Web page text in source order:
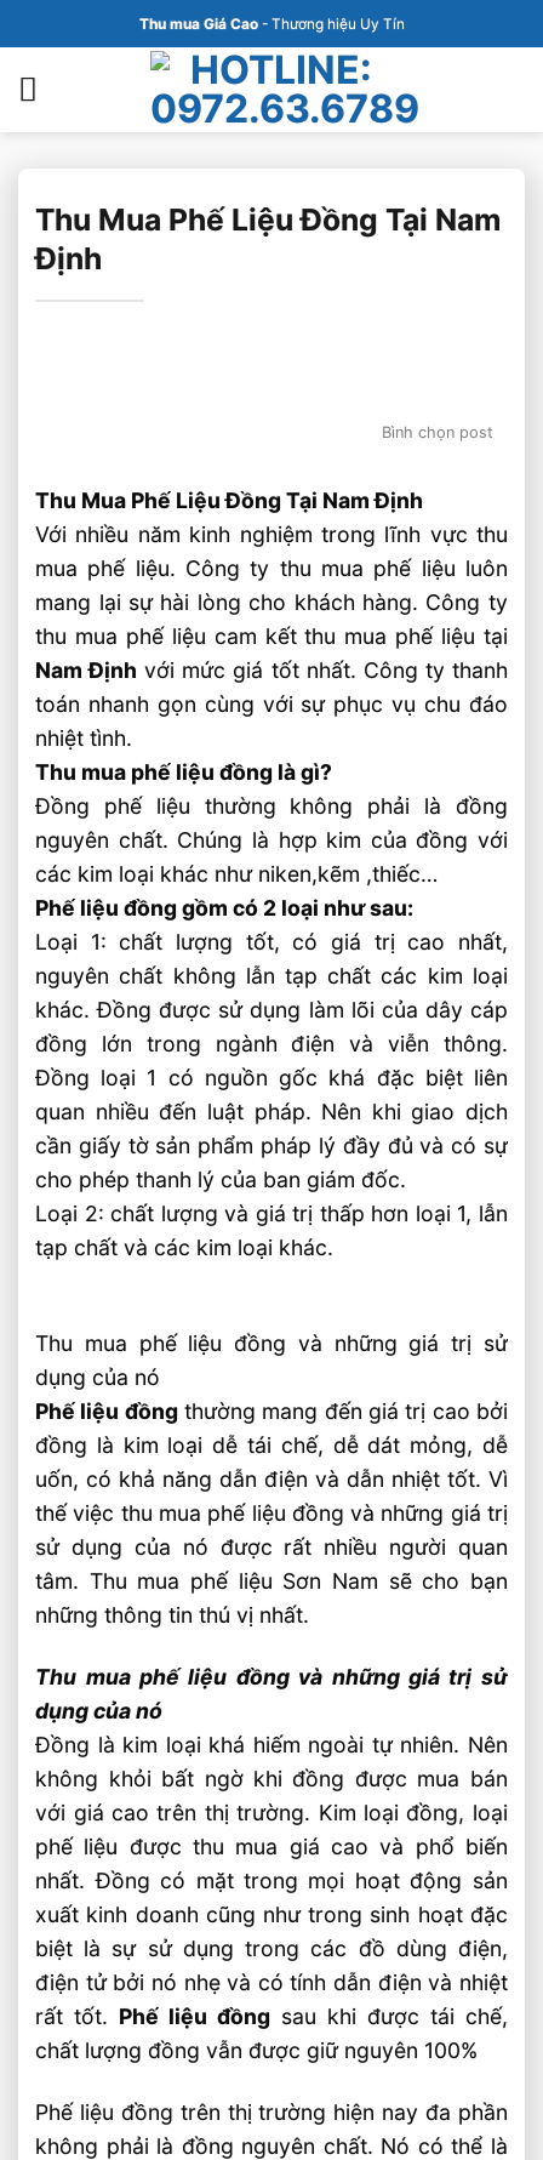
qua
nội
Thu mua Giá Cao- Thương hiệu Uy Tín
Thu Mua Phế Liệu Đồng Tại Nam
Định
Bình chọn post
Thu Mua Phế Liệu Đồng Tại Nam Định
Với nhiều năm kinh nghiệm trong lĩnh vực thu
mua phế liệu. Công ty thu mua phế liệu luôn
mang lại sự hài lòng cho khách hàng. Công ty
thu mua phế liệu cam kết thu mua phế liệu tại
Nam Định với mức giá tốt nhất. Công ty thanh
toán nhanh gọn cùng với sự phục vụ chu đáo
nhiệt tình.
Thu mua phế liệu đồng là gì?
Đồng phế liệu thường không phải là đồng
nguyên chất. Chúng là hợp kim của đồng với
các kim loại khác như niken,kẽm ,thiếc…
Phế liệu đồng gồm có 2 loại như sau:
Loại 1: chất lượng tốt, có giá trị cao nhất,
nguyên chất không lẫn tạp chất các kim loại
khác. Đồng được sử dụng làm lõi của dây cáp
đồng lớn trong ngành điện và viễn thông.
Đồng loại 1 có nguồn gốc khá đặc biệt liên
quan nhiều đến luật pháp. Nên khi giao dịch
cần giấy tờ sản phẩm pháp lý đầy đủ và có sự
cho phép thanh lý của ban giám đốc.
Loại 2: chất lượng và giá trị thấp hơn loại 1, lẫn
tạp chất và các kim loại khác.
Thu mua phế liệu đồng và những giá trị sử
dụng của nó
Phế liệu đồngthường mang đến giá trị cao bởi
đồng là kim loại dễ tái chế, dễ dát mỏng, dễ
uốn, có khả năng dẫn điện và dẫn nhiệt tốt. Vì
thế việc thu mua phế liệu đồng và những giá trị
sử dụng của nó được rất nhiều người quan
tâm. Thu mua phế liệu Sơn Nam sẽ cho bạn
những thông tin thú vị nhất.
Thu mua phế liệu đồng và những giá trị sử
dụng của nó
Đồng là kim loại khá hiếm ngoài tự nhiên. Nên
không khỏi bất ngờ khi đồng được mua bán
với giá cao trên thị trường. Kim loại đồng, loại
phế liệu được thu mua giá cao và phổ biến
nhất. Đồng có mặt trong mọi hoạt động sản
xuất kinh doanh cũng như trong sinh hoạt đặc
biệt là sự sử dụng trong các đồ dùng điện,
điện tử bởi nó nhẹ và có tính dẫn điện và nhiệt
rất tốt. Phế liệu đồng sau khi được tái chế,
chất lượng đồng vẫn được giữ nguyên 100%
Phế liệu đồng trên thị trường hiện nay đa phần
không phải là đồng nguyên chất. Nó có thể là